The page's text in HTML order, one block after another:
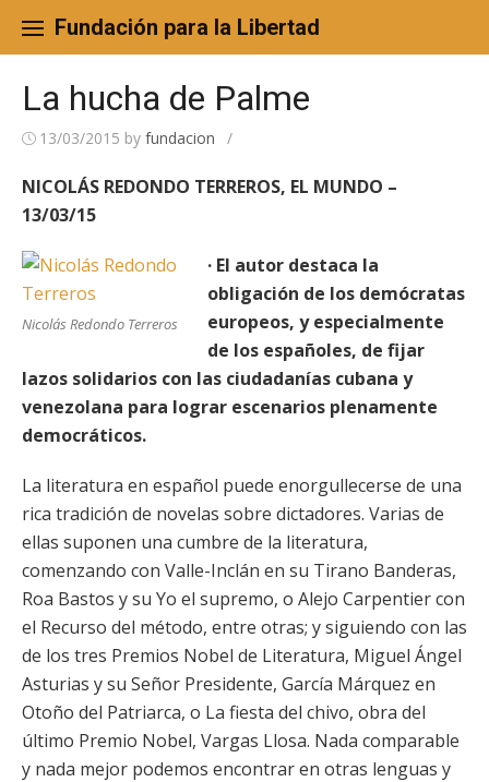
content
Fundación para la Libertad
La hucha de Palme
13/03/2015 by fundacion /
NICOLÁS REDONDO TERREROS, EL MUNDO –
13/03/15
Nicolás Redondo Terreros
· El autor destaca la
obligación de los demócratas
europeos, y especialmente
de los españoles, de fijar
lazos solidarios con las ciudadanías cubana y
venezolana para lograr escenarios plenamente
democráticos.
La literatura en español puede enorgullecerse de una
rica tradición de novelas sobre dictadores. Varias de
ellas suponen una cumbre de la literatura,
comenzando con Valle-Inclán en su Tirano Banderas,
Roa Bastos y su Yo el supremo, o Alejo Carpentier con
el Recurso del método, entre otras; y siguiendo con las
de los tres Premios Nobel de Literatura, Miguel Ángel
Asturias y su Señor Presidente, García Márquez en
Otoño del Patriarca, o La fiesta del chivo, obra del
último Premio Nobel, Vargas Llosa. Nada comparable
y nada mejor podemos encontrar en otras lenguas y